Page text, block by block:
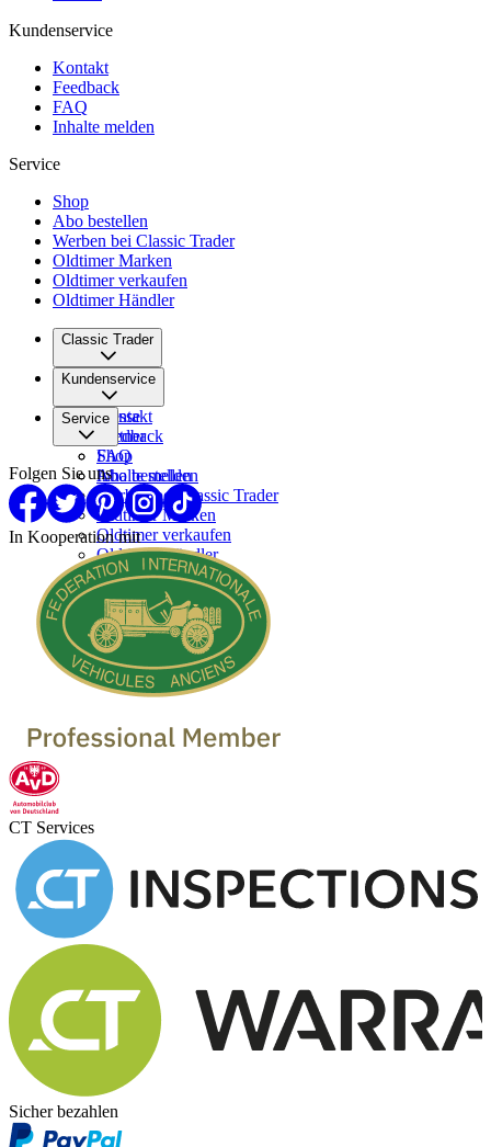
Kundenservice
Kontakt
Feedback
FAQ
Inhalte melden
Service
Shop
Abo bestellen
Werben bei Classic Trader
Oldtimer Marken
Oldtimer verkaufen
Oldtimer Händler
Classic Trader
Über uns
Karriere
Presse
Partner
Kundenservice
Kontakt
Feedback
FAQ
Inhalte melden
Service
Shop
Abo bestellen
Werben bei Classic Trader
Oldtimer Marken
Oldtimer verkaufen
Oldtimer Händler
Folgen Sie uns
In Kooperation mit
CT Services
Sicher bezahlen